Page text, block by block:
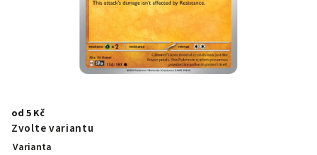
od 5 Kč
Zvolte variantu
Varianta